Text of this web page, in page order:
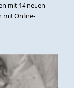
mit 14 neuen
mit Online-